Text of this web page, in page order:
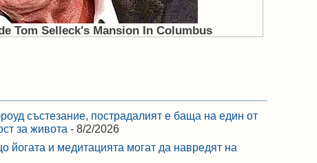
състезание, пострадалият е баща на един от
за живота - 8/2/2026
йогата и медитацията могат да навредят на